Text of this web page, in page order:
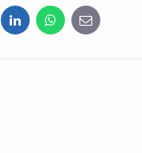
LinkedInWhatsApp
E-
mail